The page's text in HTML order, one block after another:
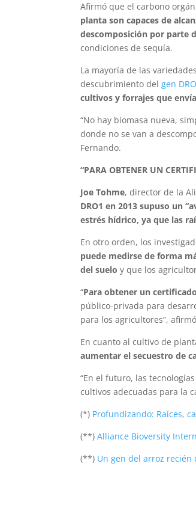
Afirmó que el carbono
planta son capaces de
descomposición por parte
condiciones de sequía.
La mayoría de las
descubrimiento delgen
cultivos y forrajes que
“No hay biomasa nueva,
donde no se van a
Fernando.
“PARA OBTENER UN
Joe Tohme, director de la
DRO1 en 2013 supuso un
estrés hídrico, ya que las
En otro orden, los
puede medirse de forma
del suelo y que los
“Para obtener un
público-privada para
para los agricultores”,
En cuanto al cultivo de
aumentar el secuestro de
“En el futuro, las
cultivos adecuadas para la
(*) Profundizando: Raíces,
(**)Alliance Bioversity
(**) Un gen del arroz